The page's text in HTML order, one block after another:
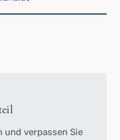
und verpassen Sie